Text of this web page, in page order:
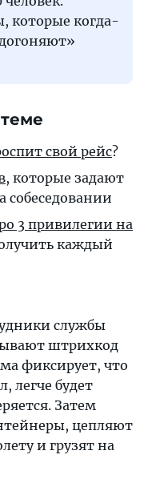
которые когда-
свой рейс?
, которые задают
собеседовании
3 привилегии на
каждый
службы
штрихкод
фиксирует, что
легче будет
Затем
цепляют
и грузят на